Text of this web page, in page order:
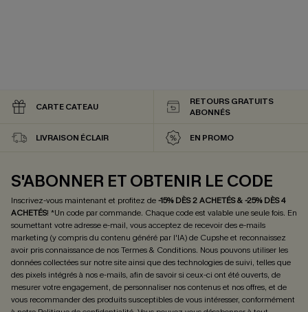
CARTE CATEAU
RETOURS GRATUITS
ABONNÉS
LIVRAISON ÉCLAIR EN PROMO
S'ABONNER ET OBTENIR LE CODE
Inscrivez-vous maintenant et profitez de-15% DÈS 2 ACHETÉS & -25% DÈS 4
ACHETÉS! *Un code par commande. Chaque code est valable une seule fois. En
soumettant votre adresse e-mail, vous acceptez de recevoir des e-mails
marketing (y compris du contenu généré par l'IA) de Cupshe et reconnaissez
avoir pris connaissance de nosTermes & Conditions. Nous pouvons utiliser les
données collectées sur notre site ainsi que des technologies de suivi, telles que
des pixels intégrés à nos e-mails, afin de savoir si ceux-ci ont été ouverts, de
mesurer votre engagement, de personnaliser nos contenus et nos offres, et de
vous recommander des produits susceptibles de vous intéresser, conformément